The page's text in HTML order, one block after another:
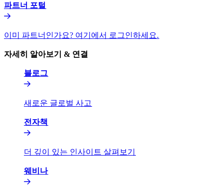
파트너 포털​​
이미 파트너인가요? 여기에서 로그인하세요.​​
자세히 알아보기 & 연결​​
블로그​​
새로운 글로벌 사고​​
전자책​​
더 깊이 있는 인사이트 살펴보기​​
웨비나​​